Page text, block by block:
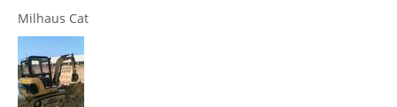
Milhaus Cat